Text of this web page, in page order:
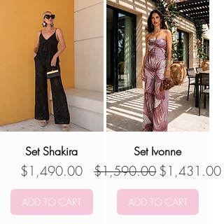
Set Shakira
Precio
$1,490.00
ADD TO CART
Set Ivonne
Precio
$1,590.00Precio de
$1,431.00
ADD TO CART